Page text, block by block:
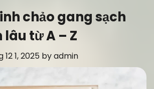
chảo gang sạch
từ A – Z
12 1, 2025 byadmin